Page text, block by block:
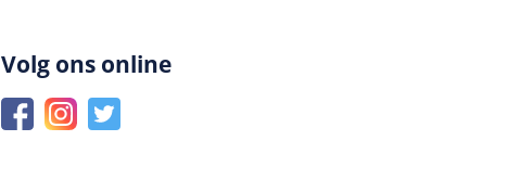
Volg ons online